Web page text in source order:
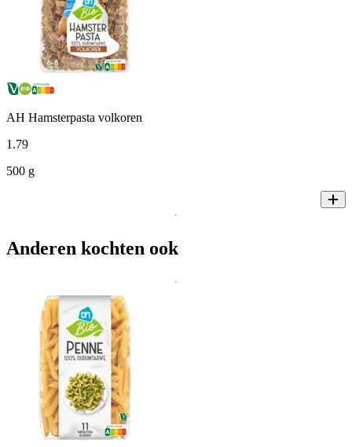
AH Hamsterpasta volkoren
1.79
500 g
Anderen kochten ook